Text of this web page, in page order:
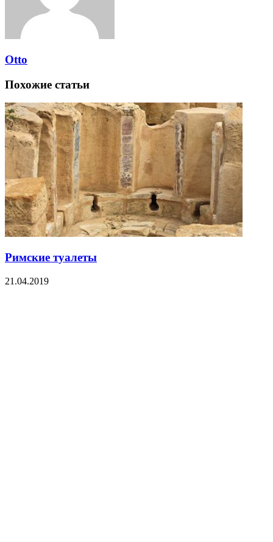
Otto
Похожие статьи
Римские туалеты
21.04.2019